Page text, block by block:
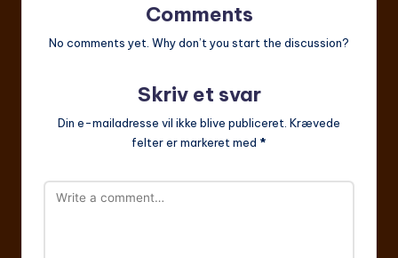
Comments
No comments yet. Why don’t you start the discussion?
Skriv et svar
Din e-mailadresse vil ikke blive publiceret. Krævede
felter er markeret med *